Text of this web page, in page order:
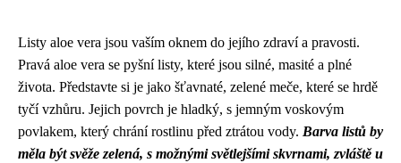
Listy aloe vera jsou vaším oknem do jejího zdraví a pravosti.
Pravá aloe vera se pyšní listy, které jsou silné, masité a plné
života. Představte si je jako šťavnaté, zelené meče, které se hrdě
tyčí vzhůru. Jejich povrch je hladký, s jemným voskovým
povlakem, který chrání rostlinu před ztrátou vody. Barva listů by
měla být svěže zelená, s možnými světlejšími skvrnami, zvláště u